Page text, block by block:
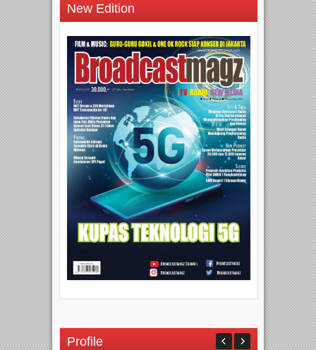
New Edition
Profile